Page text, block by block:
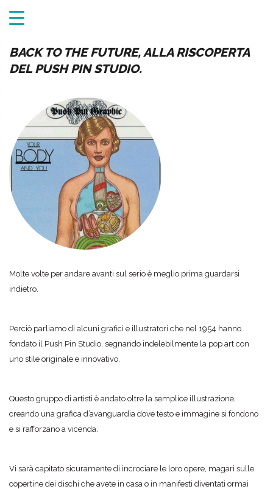
BACK TO THE FUTURE, ALLA RISCOPERTA
DEL PUSH PIN STUDIO.
Molte volte per andare avanti sul serio è meglio prima guardarsi
indietro.
Perciò parliamo di alcuni grafici e illustratori che nel 1954 hanno
fondato il Push Pin Studio, segnando indelebilmente la pop art con
uno stile originale e innovativo.
Questo gruppo di artisti è andato oltre la semplice illustrazione,
creando una grafica d’avanguardia dove testo e immagine si fondono
e si rafforzano a vicenda.
Vi sarà capitato sicuramente di incrociare le loro opere, magari sulle
copertine dei dischi che avete in casa o in manifesti diventati ormai